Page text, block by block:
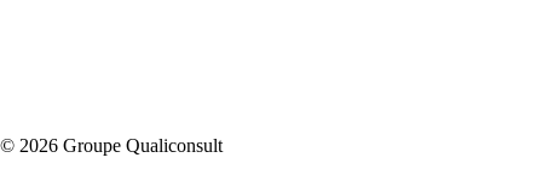
© 2026 Groupe Qualiconsult